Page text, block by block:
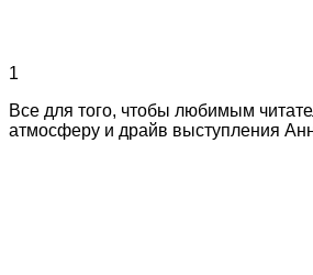
1
Все для того, чтобы любимым
атмосферу и драйв выступления